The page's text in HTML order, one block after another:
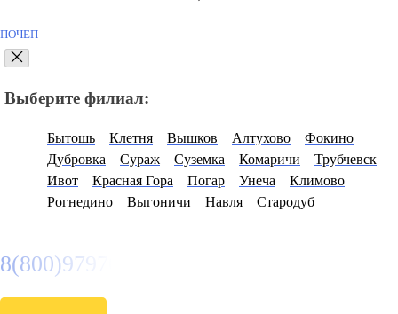
ПОЧЕП
Выберите филиал:
Бытошь Клетня Вышков Алтухово
Фокино
Дубровка
Сураж Суземка Комаричи
Трубчевск
Ивот
Красная Гора Погар Унеча
Климово
Рогнедино
Выгоничи Навля Стародуб
8(800)9797043